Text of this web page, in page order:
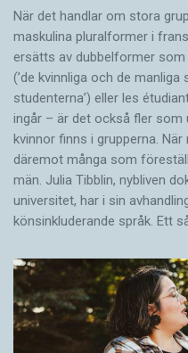
När det handlar om stora
maskulina pluralformer i
ersätts av dubbel­former
(’de kvinnliga och de
studenterna’) eller les
ingår – är det också fler
kvinnor finns i grupperna.
där­emot många som
män. Julia Tibblin, nybliven
universitet, har i sin
könsinkluderande språk. Ett